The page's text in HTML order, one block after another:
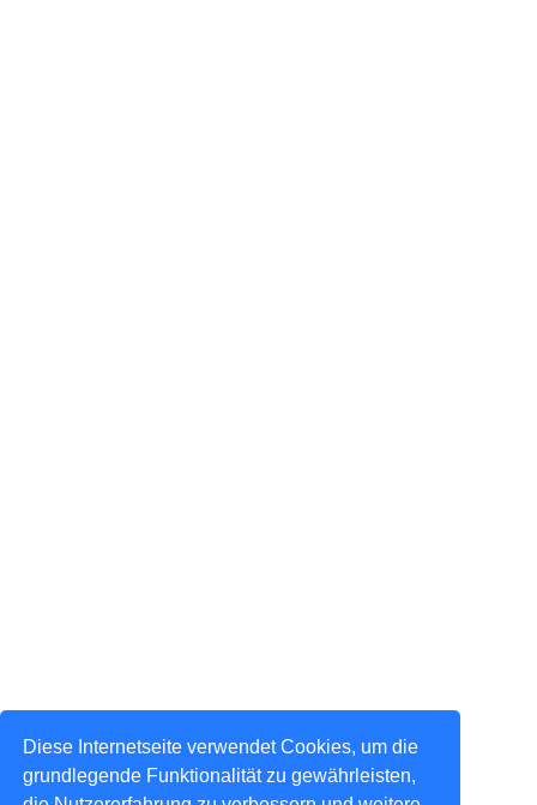
Diese Internetseite verwendet Cookies, um die
grundlegende Funktionalität zu gewährleisten,